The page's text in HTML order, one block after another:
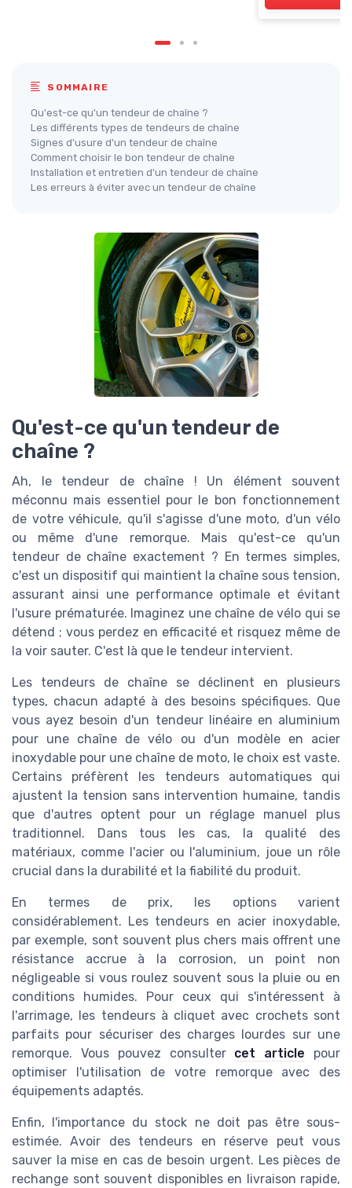
SOMMAIRE
Qu'est-ce qu'un tendeur de chaîne ?
Les différents types de tendeurs de chaîne
Signes d'usure d'un tendeur de chaîne
Comment choisir le bon tendeur de chaîne
Installation et entretien d'un tendeur de chaîne
Les erreurs à éviter avec un tendeur de chaîne
Qu'est-ce qu'un tendeur de
chaîne ?
Ah, le tendeur de chaîne ! Un élément souvent
méconnu mais essentiel pour le bon fonctionnement
de votre véhicule, qu'il s'agisse d'une moto, d'un vélo
ou même d'une remorque. Mais qu'est-ce qu'un
tendeur de chaîne exactement ? En termes simples,
c'est un dispositif qui maintient la chaîne sous tension,
assurant ainsi une performance optimale et évitant
l'usure prématurée. Imaginez une chaîne de vélo qui se
détend ; vous perdez en efficacité et risquez même de
la voir sauter. C'est là que le tendeur intervient.
Les tendeurs de chaîne se déclinent en plusieurs
types, chacun adapté à des besoins spécifiques. Que
vous ayez besoin d'un tendeur linéaire en aluminium
pour une chaîne de vélo ou d'un modèle en acier
inoxydable pour une chaîne de moto, le choix est vaste.
Certains préfèrent les tendeurs automatiques qui
ajustent la tension sans intervention humaine, tandis
que d'autres optent pour un réglage manuel plus
traditionnel. Dans tous les cas, la qualité des
matériaux, comme l'acier ou l'aluminium, joue un rôle
crucial dans la durabilité et la fiabilité du produit.
En termes de prix, les options varient
considérablement. Les tendeurs en acier inoxydable,
par exemple, sont souvent plus chers mais offrent une
résistance accrue à la corrosion, un point non
négligeable si vous roulez souvent sous la pluie ou en
conditions humides. Pour ceux qui s'intéressent à
l'arrimage, les tendeurs à cliquet avec crochets sont
parfaits pour sécuriser des charges lourdes sur une
remorque. Vous pouvez consulter cet article pour
optimiser l'utilisation de votre remorque avec des
équipements adaptés.
Enfin, l'importance du stock ne doit pas être sous-
estimée. Avoir des tendeurs en réserve peut vous
sauver la mise en cas de besoin urgent. Les pièces de
rechange sont souvent disponibles en livraison rapide,